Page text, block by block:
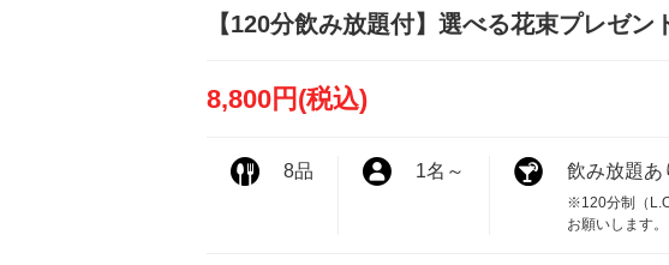
【120分飲み放題付】選べる花束プレゼ
8,800円 (税込)
8品 1名 ～ 飲み放題あ
※120分制（
お願いします。